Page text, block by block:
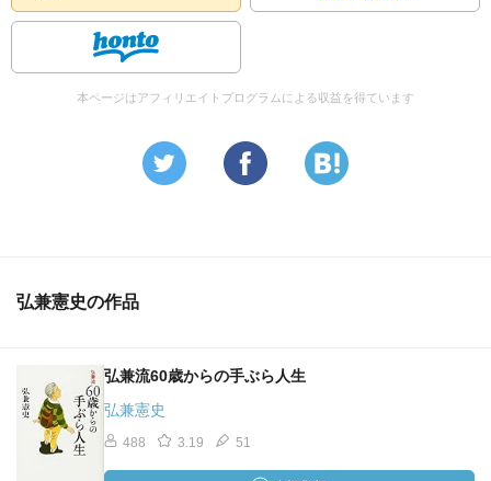
本ページはアフィリエイトプログラムによる収益を得ています
弘兼憲史の作品
弘兼流60歳からの手ぶら人生
弘兼憲史
488 3.19 51